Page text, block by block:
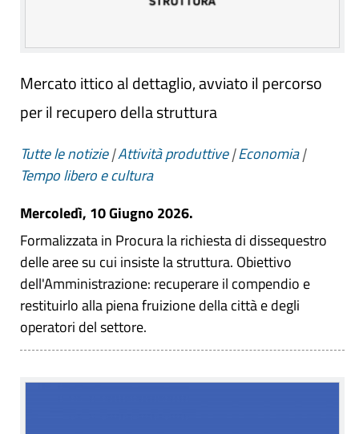
Mercato ittico al dettaglio, avviato il percorso
per il recupero della struttura
Tutte le notizie|Attività produttive|Economia|
Tempo libero e cultura
Mercoledì, 10 Giugno 2026.
Formalizzata in Procura la richiesta di dissequestro
delle aree su cui insiste la struttura. Obiettivo
dell'Amministrazione: recuperare il compendio e
restituirlo alla piena fruizione della città e degli
operatori del settore.